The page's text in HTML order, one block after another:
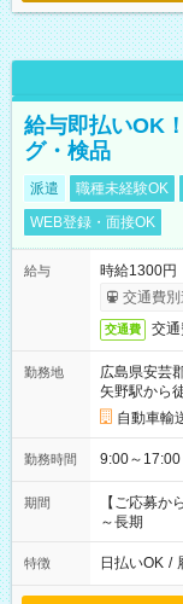
給与即払いOK
グ・検品
派遣 職種未経験OK
WEB登録・面接OK
給与
時給1300円
交通費別
交通費 交通
勤務地
広島県安芸
矢野駅から
自動車輸
勤務時間
期間
【ご応募か
～長期
特徴 日払いOK /